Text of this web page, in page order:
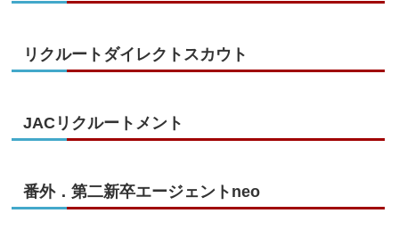
リクルートダイレクトスカウト
JACリクルートメント
番外．第二新卒エージェントneo